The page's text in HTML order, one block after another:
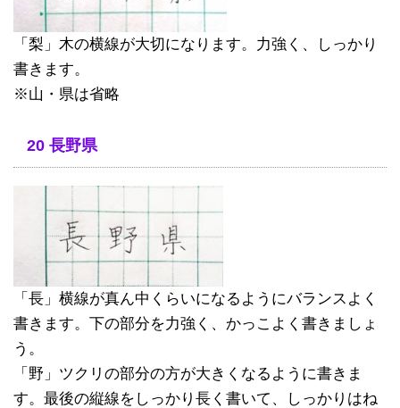
「梨」木の横線が大切になります。力強く、しっかり
書きます。
※山・県は省略
20 長野県
「長」横線が真ん中くらいになるようにバランスよく
書きます。下の部分を力強く、かっこよく書きましょ
う。
「野」ツクリの部分の方が大きくなるように書きま
す。最後の縦線をしっかり長く書いて、しっかりはね